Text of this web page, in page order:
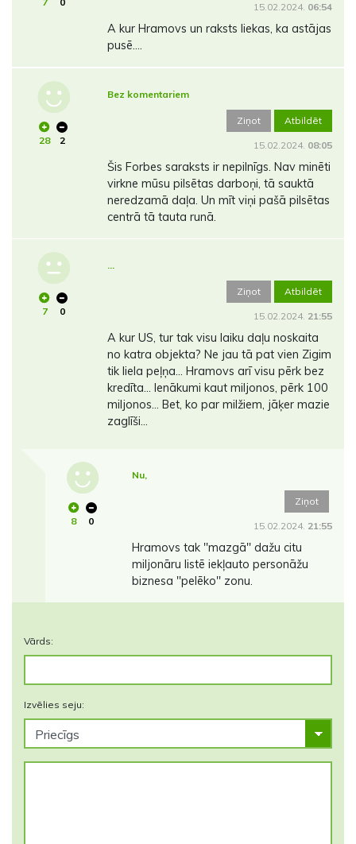
15.02.2024. 06:54
A kur Hramovs un raksts liekas, ka astājas
pusē....
28 2
Bez komentariem
Ziņot Atbildēt
15.02.2024. 08:05
Šis Forbes saraksts ir nepilnīgs. Nav minēti
virkne mūsu pilsētas darboņi, tā sauktā
neredzamā daļa. Un mīt viņi pašā pilsētas
centrā tā tauta runā.
7 0
...
Ziņot Atbildēt
15.02.2024. 21:55
A kur US, tur tak visu laiku daļu noskaita
no katra objekta? Ne jau tā pat vien Zigim
tik liela peļņa... Hramovs arī visu pērk bez
kredīta... Ienākumi kaut miljonos, pērk 100
miljonos... Bet, ko par milžiem, jāķer mazie
zaglīši...
8 0
Nu,
Ziņot
15.02.2024. 21:55
Hramovs tak ''mazgā'' dažu citu
miljonāru listē iekļauto personāžu
biznesa ''pelēko'' zonu.
Vārds:
Izvēlies seju: